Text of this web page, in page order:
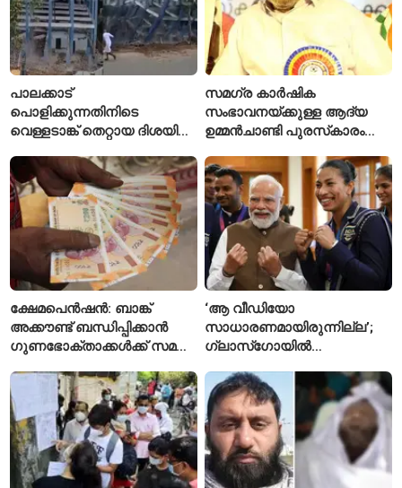
പാലക്കാട്
പൊളിക്കുന്നതിനിടെ
വെള്ളടാങ്ക് തെറ്റായ ദിശയിൽ
ഒഴിവായി
സമഗ്ര കാർഷിക
സംഭാവനയ്ക്കുള്ള ആദ്യ
ഉമ്മൻചാണ്ടി പുരസ്‌കാരം
ക്ഷേമപെൻഷൻ: ബാങ്ക്
അക്കൗണ്ട് ബന്ധിപ്പിക്കാൻ
ഗുണഭോക്താക്കൾക്ക് സമയം
‘ആ വീഡിയോ
സാധാരണമായിരുന്നില്ല’;
ഗ്ലാസ്‌ഗോയിൽ
തിരുത്തിച്ച ലവ്‌ലിനയെ
പ്രശംസിച്ച് പ്രധാനമന്ത്രി